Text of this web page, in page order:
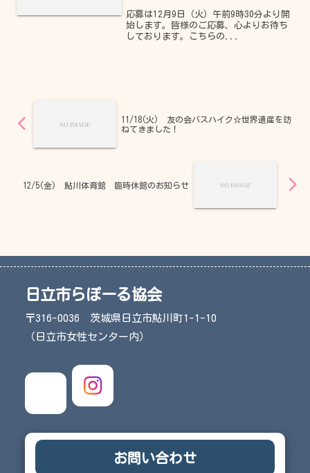
応募は12月9日（火）午前9時30分より開
始します。皆様のご応募、心よりお待ち
しております。こちらの...
11/18(火) 友の会バスハイク☆世界遺産を訪
ねてきました！
12/5(金) 鮎川体育館 臨時休館のお知らせ
日立市らぽーる協会
〒316-0036 茨城県日立市鮎川町1-1-10
（日立市女性センター内）
お問い合わせ